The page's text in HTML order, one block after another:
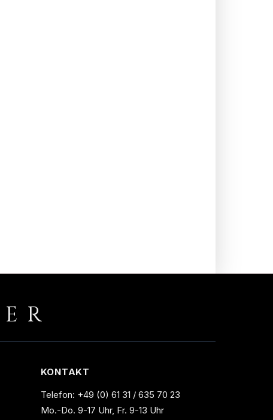
KONTAKT
Telefon: +49 (0) 61 31 / 635 70 23
Mo.-Do. 9-17 Uhr, Fr. 9-13 Uhr